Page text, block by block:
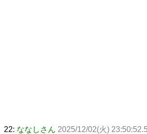
22: ななしさん 2025/12/02(火)